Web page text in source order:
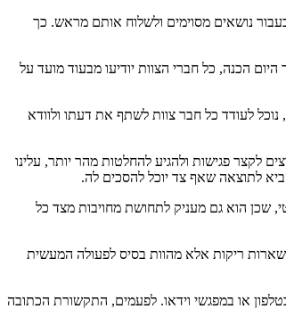
נושאים מסוימים ולשלוח אותם מראש. כך
הכנה, כל חברי הצוות יודיעו מבעוד מועד על
לעודד כל חבר צוות לשתף את דעתו ולוודא
לקצר פגישות ולהגיע להחלטות מהר יותר, עלינו
לתוצאה שאף צד יוכל להסכים לה.
שכן הוא גם מעניק לתחושת מחויבות מצד כל
ריקות אלא מהוות בסיס לפעולה המעשית
או במפגשי וידאו. לפעמים, התקשורת הכתובה